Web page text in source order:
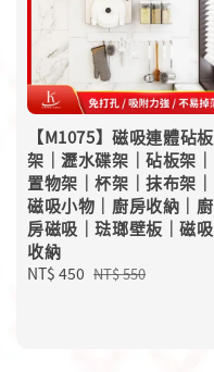
【M1075】磁吸連體砧板
架｜瀝水碟架｜砧板架｜
置物架｜杯架｜抹布架｜
磁吸小物｜廚房收納｜廚
房磁吸｜琺瑯壁板｜磁吸
收納
Sale
NT$ 450 Regular
NT$ 550